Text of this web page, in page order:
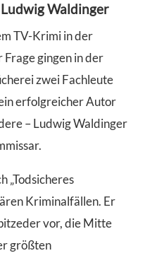
Waldinger
TV-Krimi in der
Frage gingen in der
zwei Fachleute
erfolgreicher Autor
– Ludwig Waldinger
„Todsicheres
Kriminalfällen. Er
vor, die Mitte
größten